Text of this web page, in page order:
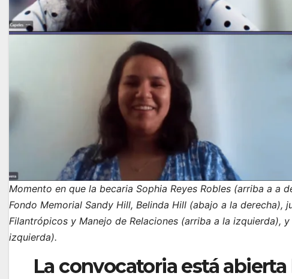
Momento en que la becaria Sophia Reyes Robles (arriba a
Fondo Memorial Sandy Hill, Belinda Hill (abajo a la derecha),
Filantrópicos y Manejo de Relaciones (arriba a la izquierda),
izquierda).
La convocatoria está